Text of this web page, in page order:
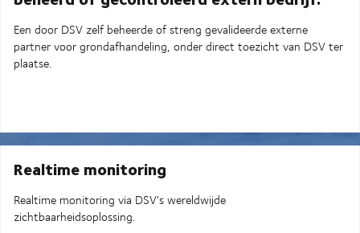
Een door DSV zelf beheerde of streng gevalideerde externe
partner voor grondafhandeling, onder direct toezicht van DSV ter
plaatse.
Realtime monitoring
Realtime monitoring via DSV's wereldwijde
zichtbaarheidsoplossing.